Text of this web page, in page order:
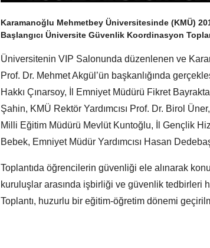
Karamanoğlu Mehmetbey Üniversitesinde (KMÜ)
Başlangıcı Üniversite Güvenlik Koordinasyon
Üniversitenin VIP Salonunda düzenlenen ve
Prof. Dr. Mehmet Akgül’ün başkanlığında
Hakkı Çınarsoy, İl Emniyet Müdürü Fikret
Şahin, KMÜ Rektör Yardımcısı Prof. Dr. Birol
Milli Eğitim Müdürü Mevlüt Kuntoğlu, İl Gençlik
Bebek, Emniyet Müdür Yardımcısı Hasan
Toplantıda öğrencilerin güvenliği ele alınarak
kuruluşlar arasında işbirliği ve güvenlik tedbirleri
Toplantı, huzurlu bir eğitim-öğretim dönemi